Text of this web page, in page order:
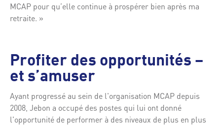
MCAP pour qu’elle continue à prospérer bien après ma
retraite. »
Profiter des opportunités –
et s’amuser
Ayant progressé au sein de l'organisation MCAP depuis
2008, Jebon a occupé des postes qui lui ont donné
l'opportunité de performer à des niveaux de plus en plus